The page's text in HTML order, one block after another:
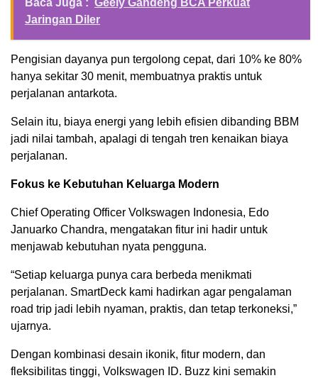
Baca Juga : Geely Gandeng BCA Perkuat
Jaringan Diler
Pengisian dayanya pun tergolong cepat, dari 10% ke 80%
hanya sekitar 30 menit, membuatnya praktis untuk
perjalanan antarkota.
Selain itu, biaya energi yang lebih efisien dibanding BBM
jadi nilai tambah, apalagi di tengah tren kenaikan biaya
perjalanan.
Fokus ke Kebutuhan Keluarga Modern
Chief Operating Officer Volkswagen Indonesia, Edo
Januarko Chandra, mengatakan fitur ini hadir untuk
menjawab kebutuhan nyata pengguna.
“Setiap keluarga punya cara berbeda menikmati
perjalanan. SmartDeck kami hadirkan agar pengalaman
road trip jadi lebih nyaman, praktis, dan tetap terkoneksi,”
ujarnya.
Dengan kombinasi desain ikonik, fitur modern, dan
fleksibilitas tinggi, Volkswagen ID. Buzz kini semakin